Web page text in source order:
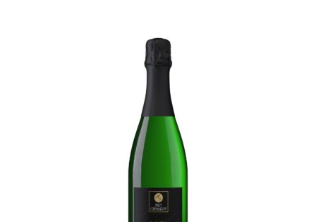
Rheingau Riesling
Sekt
8,50€
IN DEN WARENKORB